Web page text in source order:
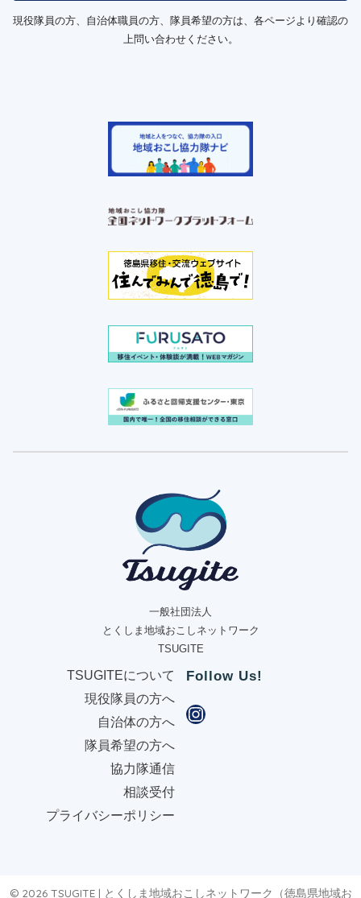
現役隊員の方、自治体職員の方、隊員希望の方は、各ページより確認の
上問い合わせください。
一般社団法人
とくしま地域おこしネットワーク
TSUGITE
TSUGITEについて
現役隊員の方へ
自治体の方へ
隊員希望の方へ
協力隊通信
相談受付
プライバシーポリシー
Follow Us!
© 2026 TSUGITE | とくしま地域おこしネットワーク（徳島県地域お